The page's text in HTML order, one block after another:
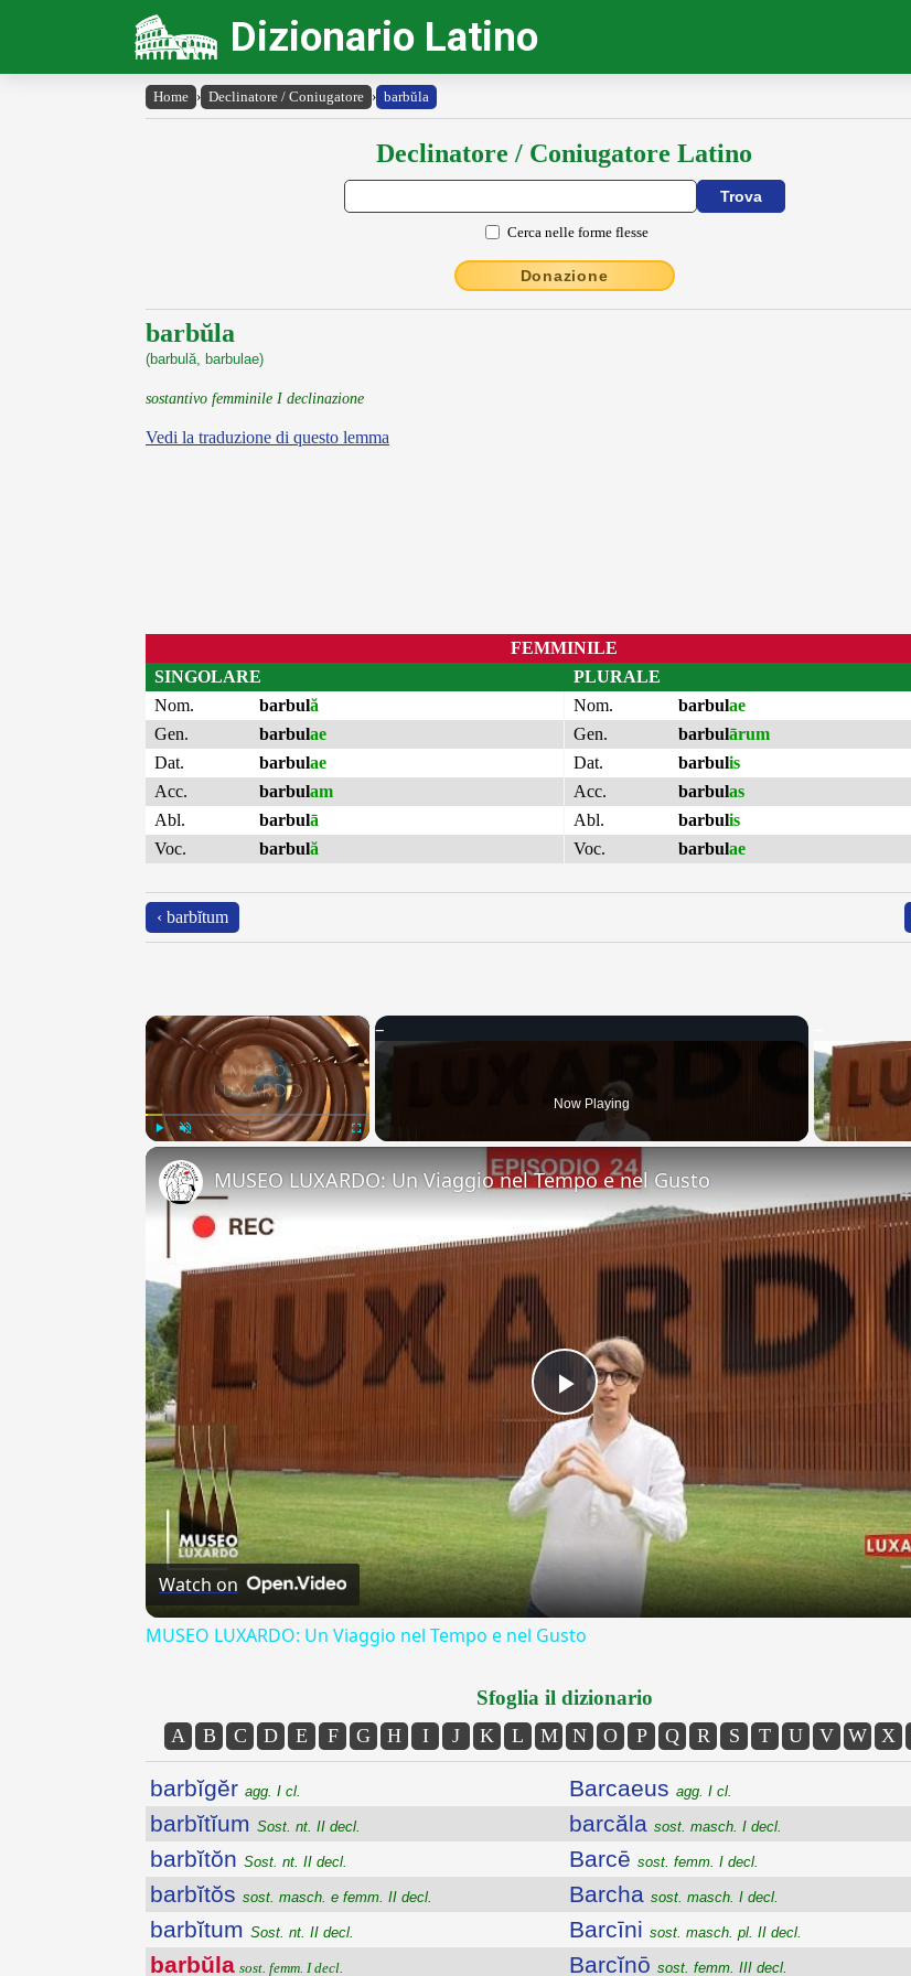
Dizionario Latino
Home › Declinatore / Coniugatore › barbŭla
Declinatore / Coniugatore Latino
Cerca nelle forme flesse
Donazione
barbŭla
(barbulă, barbulae)
sostantivo femminile I declinazione
Vedi la traduzione di questo lemma
FEMMINILE
SINGOLARE
Nom.
barbulă
Gen.
barbulae
Dat.
barbulae
Acc.
barbulam
Abl.
barbulā
Voc.
barbulă
PLURALE
Nom.
barbulae
Gen.
barbulārum
Dat.
barbulis
Acc.
barbulas
Abl.
barbulis
Voc.
barbulae
‹ barbĭtum
×
Now Playing
Play
Video
MUSEO LUXARDO: Un Viaggio nel Tempo e nel Gusto
Watch on
MUSEO LUXARDO: Un Viaggio nel Tempo e nel Gusto
Sfoglia il dizionario
A B C D E F G H I J K L M N O P Q R S T U V W X
barbĭgĕr agg. I cl.
barbĭtĭum Sost. nt. II decl.
barbĭtŏn Sost. nt. II decl.
barbĭtŏs sost. masch. e femm. II decl.
barbĭtum Sost. nt. II decl.
barbŭla sost. femm. I decl.
Barcaeus agg. I cl.
barcăla sost. masch. I decl.
Barcē sost. femm. I decl.
Barcha sost. masch. I decl.
Barcīni sost. masch. pl. II decl.
Barcĭnō sost. femm. III decl.